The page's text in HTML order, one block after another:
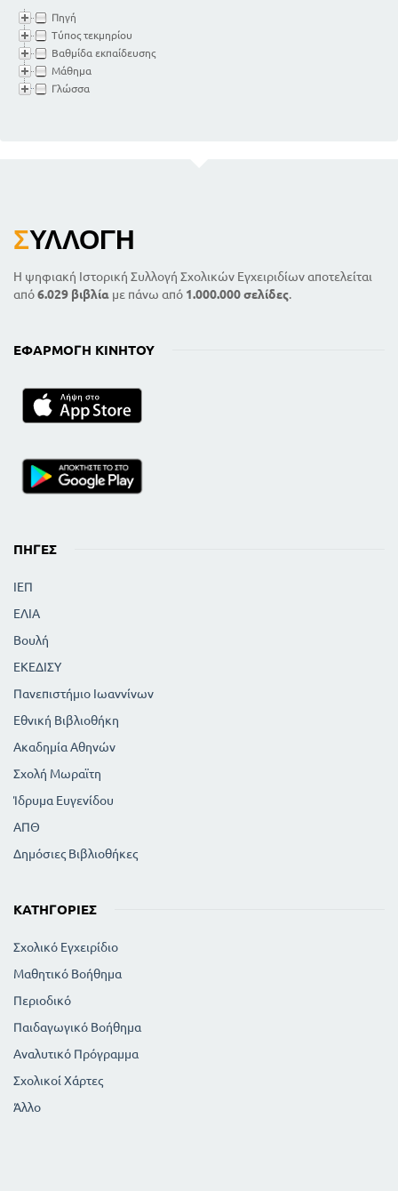
Πηγή
Τύπος τεκμηρίου
Βαθμίδα εκπαίδευσης
Μάθημα
Γλώσσα
ΣΥΛΛΟΓΉ
Η ψηφιακή Ιστορική Συλλογή Σχολικών Εγχειριδίων αποτελείται
από6.029 βιβλία με πάνω από 1.000.000 σελίδες.
ΕΦΑΡΜΟΓΉ ΚΙΝΗΤΟΎ
ΠΗΓΈΣ
ΙΕΠ
ΕΛΙΑ
Βουλή
ΕΚΕΔΙΣΥ
Πανεπιστήμιο Ιωαννίνων
Εθνική Βιβλιοθήκη
Ακαδημία Αθηνών
Σχολή Μωραϊτη
Ίδρυμα Ευγενίδου
ΑΠΘ
Δημόσιες Βιβλιοθήκες
ΚΑΤΗΓΟΡΊΕΣ
Σχολικό Εγχειρίδιο
Μαθητικό Βοήθημα
Περιοδικό
Παιδαγωγικό Βοήθημα
Αναλυτικό Πρόγραμμα
Σχολικοί Χάρτες
Άλλο